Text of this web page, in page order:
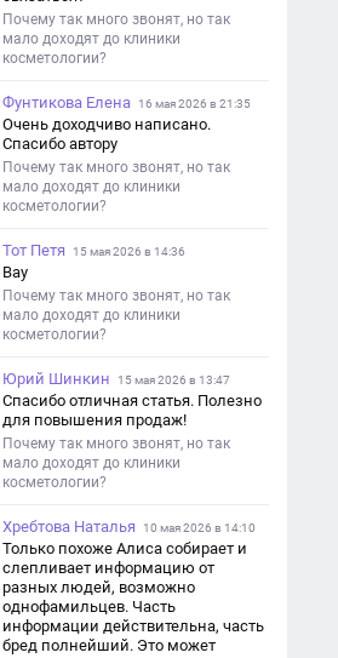
Почему так много звонят, но так
мало доходят до клиники
косметологии?
Фунтикова Елена 16 мая 2026 в 21:35
Очень доходчиво написано.
Спасибо автору
Почему так много звонят, но так
мало доходят до клиники
косметологии?
Тот Петя 15 мая 2026 в 14:36
Вау
Почему так много звонят, но так
мало доходят до клиники
косметологии?
Юрий Шинкин 15 мая 2026 в 13:47
Спасибо отличная статья. Полезно
для повышения продаж!
Почему так много звонят, но так
мало доходят до клиники
косметологии?
Хребтова Наталья 10 мая 2026 в 14:10
Только похоже Алиса собирает и
слепливает информацию от
разных людей, возможно
однофамильцев. Часть
информации действительна, часть
бред полнейший. Это может